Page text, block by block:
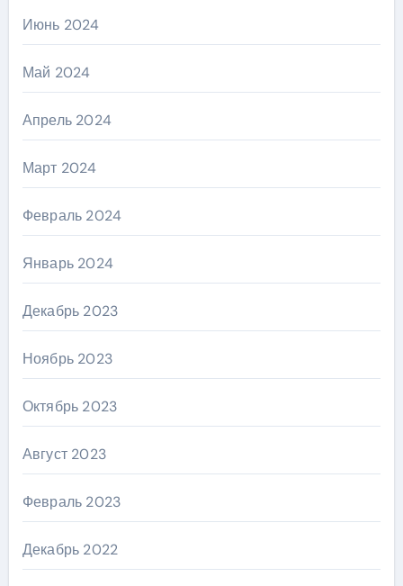
Июнь 2024
Май 2024
Апрель 2024
Март 2024
Февраль 2024
Январь 2024
Декабрь 2023
Ноябрь 2023
Октябрь 2023
Август 2023
Февраль 2023
Декабрь 2022